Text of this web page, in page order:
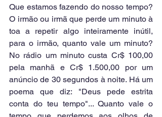
Que estamos fazendo do nosso tempo?
O irmão ou irmã que perde um minuto à
toa a repetir algo inteiramente inútil,
para o irmão, quanto vale um minuto?
No rádio um minuto custa Cr$ 100,00
pela manhã e Cr$ 1.500,00 por um
anúncio de 30 segundos à noite. Há um
poema que diz: "Deus pede estrita
conta do teu tempo"... Quanto vale o